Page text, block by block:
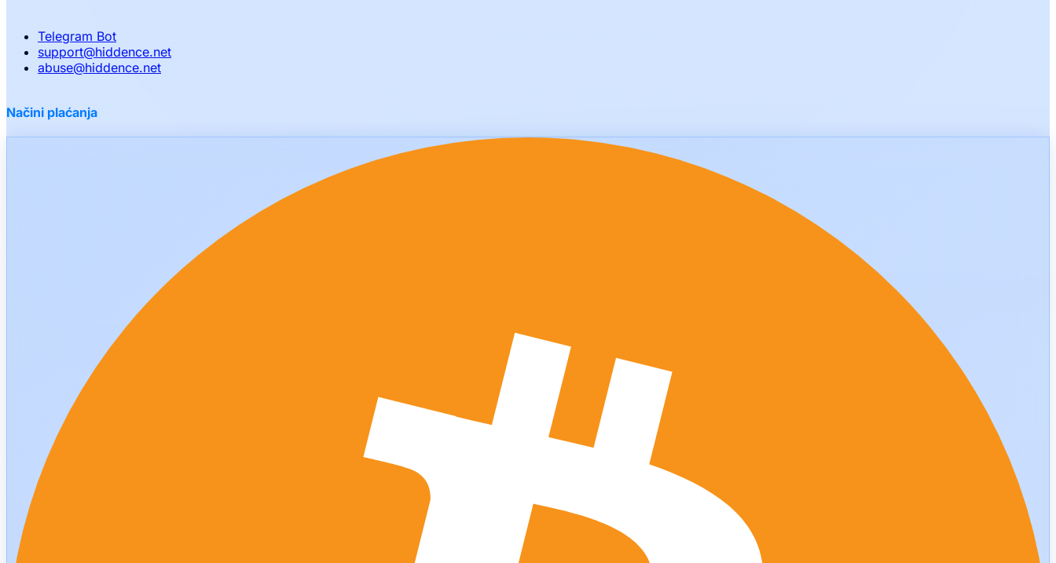
Telegram Bot
support@hiddence.net
abuse@hiddence.net
Načini plaćanja